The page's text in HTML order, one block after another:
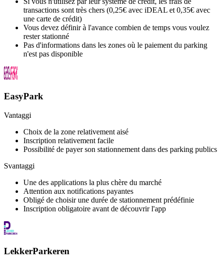
transactions sont très chers (0,25€ avec iDEAL et 0,35€ avec
une carte de crédit)
Vous devez définir à l'avance combien de temps vous voulez
rester stationné
Pas d'informations dans les zones où le paiement du parking
n'est pas disponible
EasyPark
Vantaggi
Choix de la zone relativement aisé
Inscription relativement facile
Possibilité de payer son stationnement dans des parking publics
Svantaggi
Une des applications la plus chère du marché
Attention aux notifications payantes
Obligé de choisir une durée de stationnement prédéfinie
Inscription obligatoire avant de découvrir l'app
LekkerParkeren